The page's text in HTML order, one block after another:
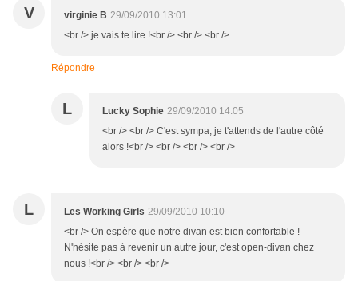
V virginie B 29/09/2010 13:01
<br /> je vais te lire !<br /> <br /> <br />
Répondre
L Lucky Sophie 29/09/2010 14:05
<br /> <br /> C'est sympa, je t'attends de l'autre côté
alors !<br /> <br /> <br /> <br />
L Les Working Girls 29/09/2010 10:10
<br /> On espère que notre divan est bien confortable !
N'hésite pas à revenir un autre jour, c'est open-divan chez
nous !<br /> <br /> <br />